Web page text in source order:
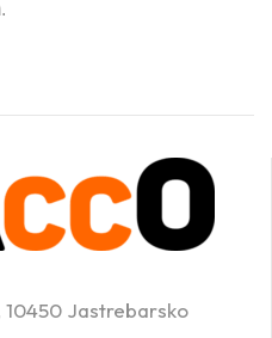
10450 Jastrebarsko